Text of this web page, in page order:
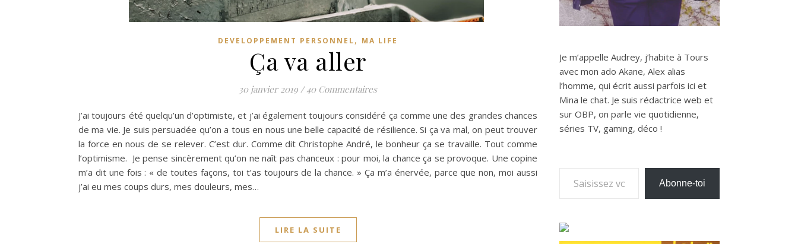
DEVELOPPEMENT PERSONNEL, MA LIFE
Ça va aller
30 janvier 2019 / 40 Commentaires
J’ai toujours été quelqu’un d’optimiste, et j’ai également toujours considéré ça comme une des grandes chances
de ma vie. Je suis persuadée qu’on a tous en nous une belle capacité de résilience. Si ça va mal, on peut trouver
la force en nous de se relever. C’est dur. Comme dit Christophe André, le bonheur ça se travaille. Tout comme
l’optimisme. Je pense sincèrement qu’on ne naît pas chanceux : pour moi, la chance ça se provoque. Une copine
m’a dit une fois : « de toutes façons, toi t’as toujours de la chance. » Ça m’a énervée, parce que non, moi aussi
j’ai eu mes coups durs, mes douleurs, mes…
LIRE LA SUITE
Je m’appelle Audrey, j’habite à Tours
avec mon ado Akane, Alex alias
l’homme, qui écrit aussi parfois ici et
Mina le chat. Je suis rédactrice web et
sur OBP, on parle vie quotidienne,
séries TV, gaming, déco !
Saisissez votre adresse e-mail…
Abonne-toi